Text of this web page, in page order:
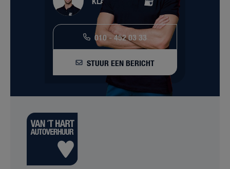
010 - 452 03 33
STUUR EEN BERICHT